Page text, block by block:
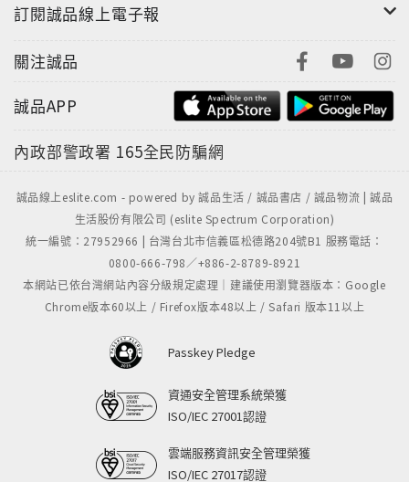
訂閱誠品線上電子報
關注誠品
誠品APP
內政部警政署 165全民防騙網
誠品線上eslite.com - powered by 誠品生活 / 誠品書店 / 誠品物流 | 誠品
生活股份有限公司 (eslite Spectrum Corporation)
統一編號：27952966 | 台灣台北市信義區松德路204號B1 服務電話：
0800-666-798／+886-2-8789-8921
本網站已依台灣網站內容分級規定處理｜建議使用瀏覽器版本：Google
Chrome版本60以上 / Firefox版本48以上 / Safari 版本11以上
Passkey Pledge
資通安全管理系統榮獲
ISO/IEC 27001認證
雲端服務資訊安全管理榮獲
ISO/IEC 27017認證